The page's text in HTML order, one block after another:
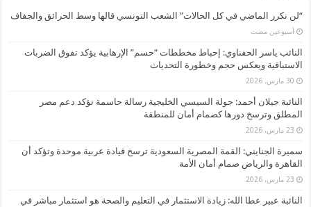
“لن نكرر الماضي في كل الحالات” الشعب التونسي قالها وسط الحرائق والجفاف
‏أسبوعين مضت
النائب ياسر الحفناوي: إحباط مخططات “حسم” الإرهابية يؤكد تفوق الضربات
الاستباقية ويعكس حجم وخطورة التحديات
30 مارس، 2026
النائبة جيلان أحمد: جولة السيسي الخليجية رسالة حاسمة تؤكد دعم مصر
المطلق وترسخ دورها كصمام أمان للمنطقة
23 مارس، 2026
سميرة الجنايني: القمة المصرية السعودية ترسخ قيادة عربية موحدة وتؤكد أن
القاهرة والرياض صمام أمان الأمة
23 مارس، 2026
النائبة عبير عطا الله: زيادة الاستثمار في التعليم والصحة هو استثمار مباشر في